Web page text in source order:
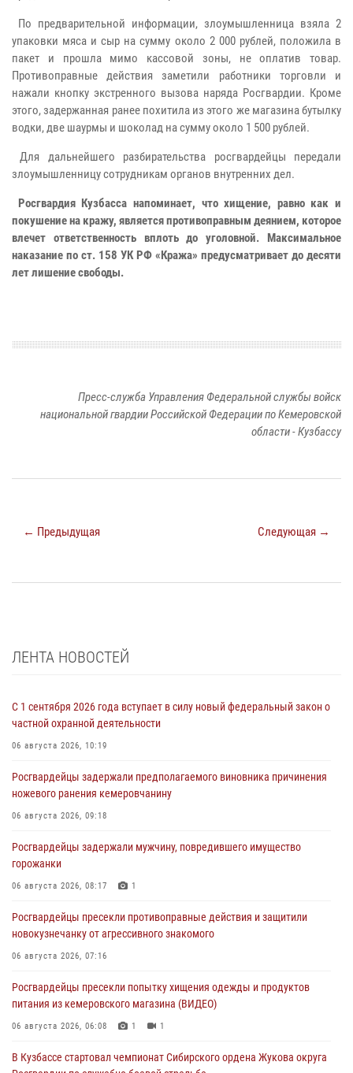
По предварительной информации, злоумышленница взяла 2
упаковки мяса и сыр на сумму около 2 000 рублей, положила в
пакет и прошла мимо кассовой зоны, не оплатив товар.
Противоправные действия заметили работники торговли и
нажали кнопку экстренного вызова наряда Росгвардии. Кроме
этого, задержанная ранее похитила из этого же магазина бутылку
водки, две шаурмы и шоколад на сумму около 1 500 рублей.
Для дальнейшего разбирательства росгвардейцы передали
злоумышленницу сотрудникам органов внутренних дел.
Росгвардия Кузбасса напоминает, что хищение, равно как и
покушение на кражу, является противоправным деянием, которое
влечет ответственность вплоть до уголовной. Максимальное
наказание по ст. 158 УК РФ «Кража» предусматривает до десяти
лет лишение свободы.
Пресс-служба Управления Федеральной службы войск
национальной гвардии Российской Федерации по Кемеровской
области - Кузбассу
← Предыдущая Следующая →
ЛЕНТА НОВОСТЕЙ
С 1 сентября 2026 года вступает в силу новый федеральный закон о
частной охранной деятельности
06 августа 2026, 10:19
Росгвардейцы задержали предполагаемого виновника причинения
ножевого ранения кемеровчанину
06 августа 2026, 09:18
Росгвардейцы задержали мужчину, повредившего имущество
горожанки
06 августа 2026, 08:17 1
Росгвардейцы пресекли противоправные действия и защитили
новокузнечанку от агрессивного знакомого
06 августа 2026, 07:16
Росгвардейцы пресекли попытку хищения одежды и продуктов
питания из кемеровского магазина (ВИДЕО)
06 августа 2026, 06:08 1 1
В Кузбассе стартовал чемпионат Сибирского ордена Жукова округа